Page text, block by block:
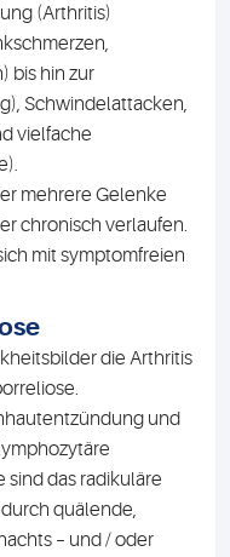
(Arthritis)
bis hin zur
Schwindelattacken,
vielfache
mehrere Gelenke
chronisch verlaufen.
mit symptomfreien
die Arthritis
und
das radikuläre
quälende,
– und / oder